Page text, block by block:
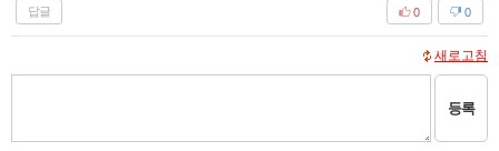
답글 0
0
새로고침
등록